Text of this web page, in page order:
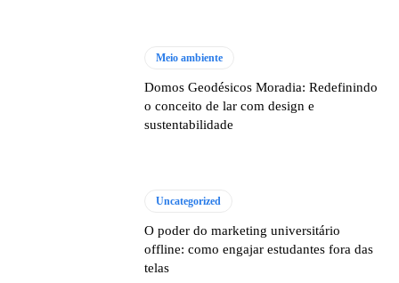
Meio ambiente
Domos Geodésicos Moradia: Redefinindo
o conceito de lar com design e
sustentabilidade
Uncategorized
O poder do marketing universitário
offline: como engajar estudantes fora das
telas